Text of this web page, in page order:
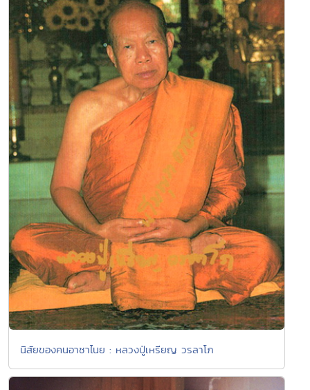
นิสัยของคนอาชาไนย : หลวงปู่เหรียญ วรลาโภ